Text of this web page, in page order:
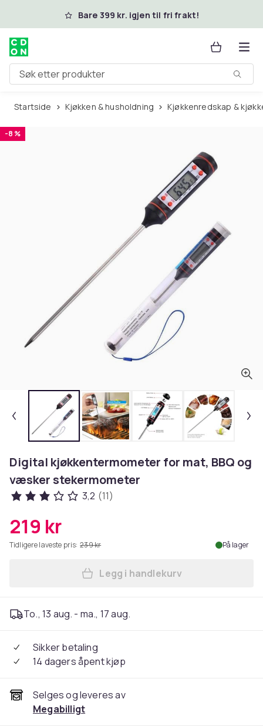
Hopp til hovedinnholdBare 399 kr. igjen til fri frakt!
Søk etter produkter
Startside Kjøkken & husholdning Kjøkkenredskap &
-8 %
Digital kjøkkentermometer for mat, BBQ og
væsker stekermometer
3,2 (11)
219 kr
Tidligere laveste pris: 239 kr På lager
Legg Digital
Legg i handlekurv
To., 13 aug. - ma., 17 aug.
Sikker betaling
14 dagers åpent kjøp
Selges og leveres av
Megabilligt